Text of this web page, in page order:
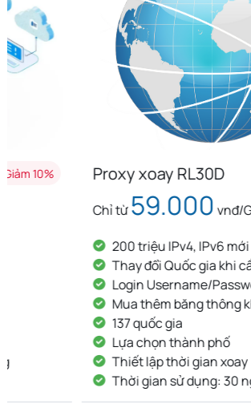
Proxy xoay RL30D Giảm
59.000vnđ/GB/30 ngày
200 triệu IPv4, IPv6 mới liên tục
Thay đổi Quốc gia khi cần
Login Username/Password
Mua thêm băng thông khi cần
137 quốc gia
Lựa chọn thành phố
Thiết lập thời gian xoay
Thời gian sử dụng: 30 ngày